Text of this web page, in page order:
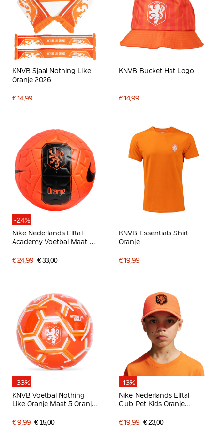
KNVB Sjaal Nothing Like
Oranje 2026
€ 14,99
KNVB Bucket Hat Logo
€ 14,99
-24%
Nike Nederlands Elftal
Academy Voetbal Maat 5
Zwart
€ 24,99 € 33,00
KNVB Essentials Shirt
Oranje
€ 19,99
-33%
KNVB Voetbal Nothing
Like Oranje Maat 5 Oranje
€ 9,99 € 15,00
-13%
Nike Nederlands Elftal
Club Pet Kids Oranje
€ 19,99 € 23,00